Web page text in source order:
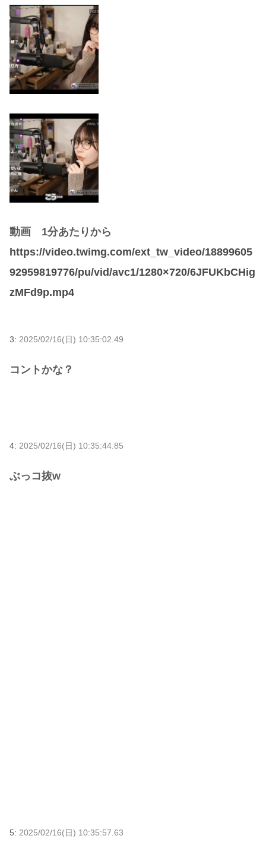
動画 1分あたりから
https://video.twimg.com/ext_tw_video/18899605
92959819776/pu/vid/avc1/1280×720/6JFUKbCHig
zMFd9p.mp4
3: 2025/02/16(日) 10:35:02.49
コントかな？
4: 2025/02/16(日) 10:35:44.85
ぶっコ抜w
5: 2025/02/16(日) 10:35:57.63